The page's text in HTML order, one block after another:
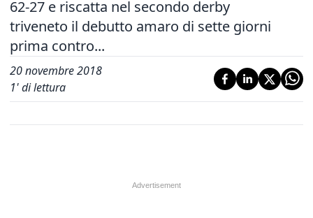
62-27 e riscatta nel secondo derby
triveneto il debutto amaro di sette giorni
prima contro...
20 novembre 2018
1' di lettura